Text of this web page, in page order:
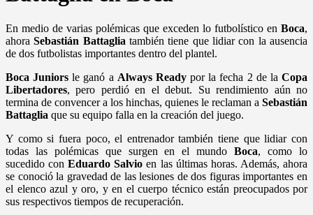
En medio de varias polémicas que exceden lo futbolístico en Boca,
ahoraSebastián Battaglia también tiene que lidiar con la ausencia
de dos futbolistas importantes dentro del plantel.
Boca Juniors le ganó a Always Readypor la fecha 2 de laCopa
Libertadores, pero perdió en el debut. Su rendimiento aún no
termina de convencer a los hinchas, quienes le reclaman a Sebastián
Battaglia que su equipo falla en la creación del juego.
Y como si fuera poco, el entrenador también tiene que lidiar con
todas las polémicas que surgen en el mundoBoca, como lo
sucedido conEduardo Salvio en las últimas horas. Además, ahora
se conoció la gravedad de las lesiones de dos figuras importantes en
el elenco azul y oro, y en el cuerpo técnico están preocupados por
sus respectivos tiempos de recuperación.